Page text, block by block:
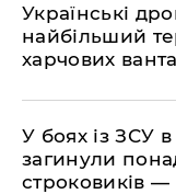
​Українські
найбільший
харчових
​У боях із ЗСУ в
загинули
строковиків —